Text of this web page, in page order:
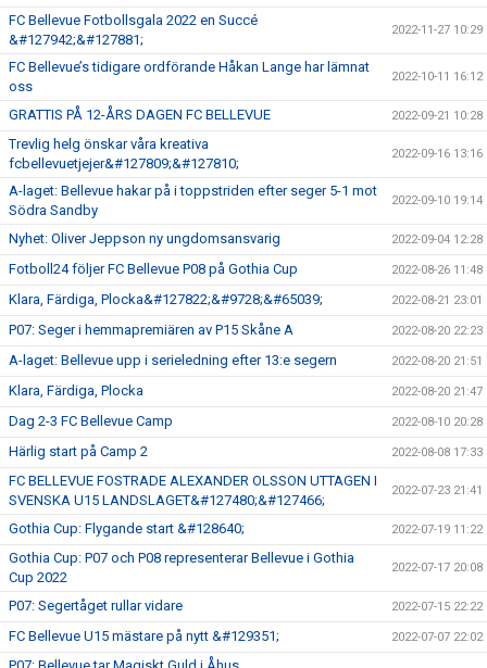
FC Bellevue Fotbollsgala 2022 en Succé
&#127942;&#127881;
2022-11-27 10:29
FC Bellevue’s tidigare ordförande Håkan Lange har lämnat
oss
2022-10-11 16:12
GRATTIS PÅ 12-ÅRS DAGEN FC BELLEVUE 2022-09-21 10:28
Trevlig helg önskar våra kreativa
fcbellevuetjejer&#127809;&#127810;
2022-09-16 13:16
A-laget: Bellevue hakar på i toppstriden efter seger 5-1 mot
Södra Sandby
2022-09-10 19:14
Nyhet: Oliver Jeppson ny ungdomsansvarig 2022-09-04 12:28
Fotboll24 följer FC Bellevue P08 på Gothia Cup 2022-08-26 11:48
Klara, Färdiga, Plocka&#127822;&#9728;&#65039; 2022-08-21 23:01
P07: Seger i hemmapremiären av P15 Skåne A 2022-08-20 22:23
A-laget: Bellevue upp i serieledning efter 13:e segern 2022-08-20 21:51
Klara, Färdiga, Plocka 2022-08-20 21:47
Dag 2-3 FC Bellevue Camp 2022-08-10 20:28
Härlig start på Camp 2 2022-08-08 17:33
FC BELLEVUE FOSTRADE ALEXANDER OLSSON UTTAGEN I
SVENSKA U15 LANDSLAGET&#127480;&#127466;
2022-07-23 21:41
Gothia Cup: Flygande start &#128640; 2022-07-19 11:22
Gothia Cup: P07 och P08 representerar Bellevue i Gothia
Cup 2022
2022-07-17 20:08
P07: Segertåget rullar vidare 2022-07-15 22:22
FC Bellevue U15 mästare på nytt &#129351; 2022-07-07 22:02